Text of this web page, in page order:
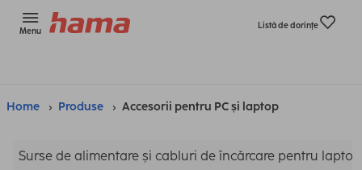
Menu
Listă de dorinţe
Home Produse Accesorii pentru PC și laptop
Surse de alimentare și cabluri de încărcare pentru